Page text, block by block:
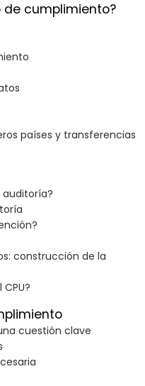
de cumplimiento?
países y transferencias
auditoría?
construcción de la
cuestión clave